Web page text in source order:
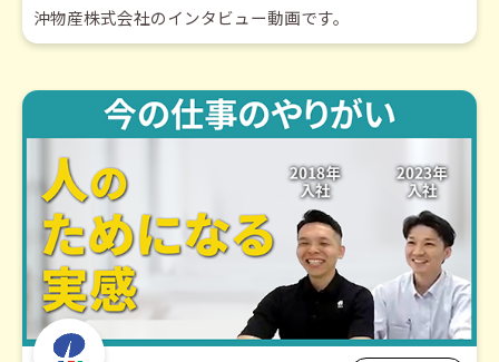
沖物産株式会社のインタビュー動画です。